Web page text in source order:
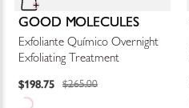
GOOD MOLECULES
Exfoliante Químico Overnight
Exfoliating Treatment
$198.75 $265.00